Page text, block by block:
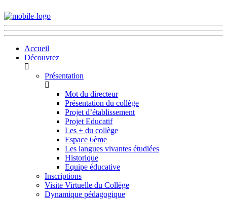
Accueil
Découvrez
Présentation
Mot du directeur
Présentation du collège
Projet d’établissement
Projet Educatif
Les + du collège
Espace 6ème
Les langues vivantes étudiées
Historique
Equipe éducative
Inscriptions
Visite Virtuelle du Collège
Dynamique pédagogique